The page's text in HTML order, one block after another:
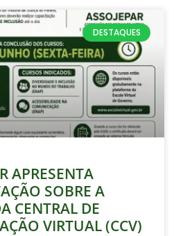
DESTAQUES
APRESENTA
SOBRE A
CENTRAL DE
VIRTUAL (CCV)